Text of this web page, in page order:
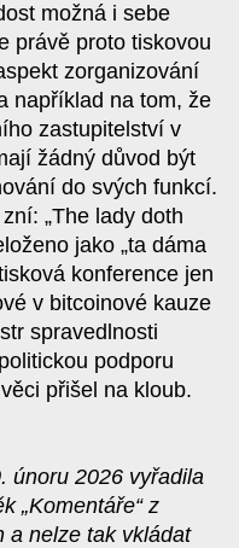
možná i sebe
právě proto tiskovou
zorganizování
například na tom, že
zastupitelství v
žádný důvod být
do svých funkcí.
„The lady doth
jako „ta dáma
konference jen
v bitcoinové kauze
spravedlnosti
podporu
přišel na kloub.
únoru 2026 vyřadila
„Komentáře“ z
a nelze tak vkládat